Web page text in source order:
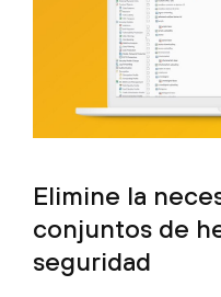
Elimine la
conjuntos de
seguridad